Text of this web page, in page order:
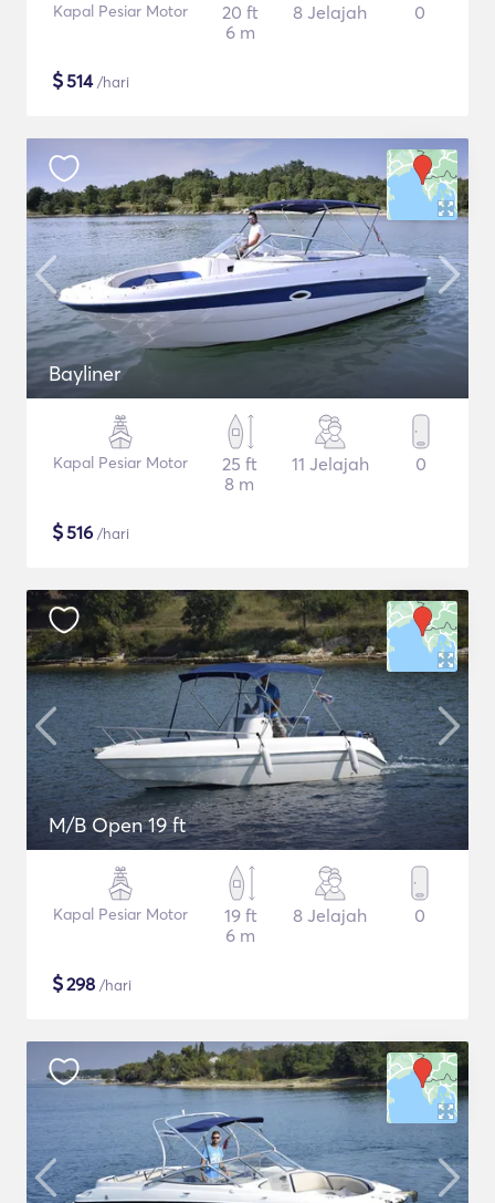
Kapal Pesiar Motor
20 ft
6 m
8 Jelajah 0
$514/hari
Bayliner
Kapal Pesiar Motor
25 ft
8 m
11 Jelajah 0
$516 /hari
M/B Open 19 ft
Kapal Pesiar Motor
19 ft
6 m
8 Jelajah 0
$298 /hari